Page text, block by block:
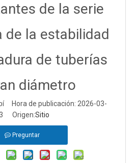
de la serie
de la estabilidad
de tuberías
diámetro
Hora de publicación: 2026-03-
Origen:Sitio
Preguntar